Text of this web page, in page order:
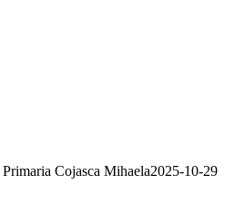
Primaria Cojasca Mihaela2025-10-29